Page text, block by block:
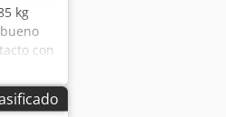
kg
con
2021